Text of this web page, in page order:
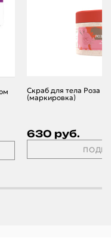
Скраб для тела Роза и
(маркировка)
630 руб.